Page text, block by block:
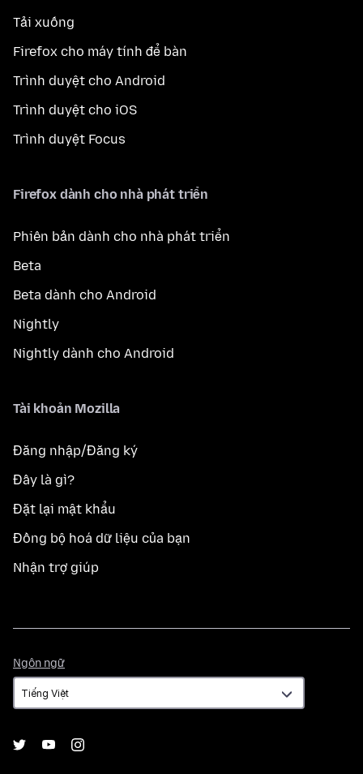
Tải xuống
Firefox cho máy tính để bàn
Trình duyệt cho Android
Trình duyệt cho iOS
Trình duyệt Focus
Firefox dành cho nhà phát triển
Phiên bản dành cho nhà phát triển
Beta
Beta dành cho Android
Nightly
Nightly dành cho Android
Tài khoản Mozilla
Đăng nhập/Đăng ký
Đây là gì?
Đặt lại mật khẩu
Đồng bộ hoá dữ liệu của bạn
Nhận trợ giúp
Ngôn ngữ
ngữ